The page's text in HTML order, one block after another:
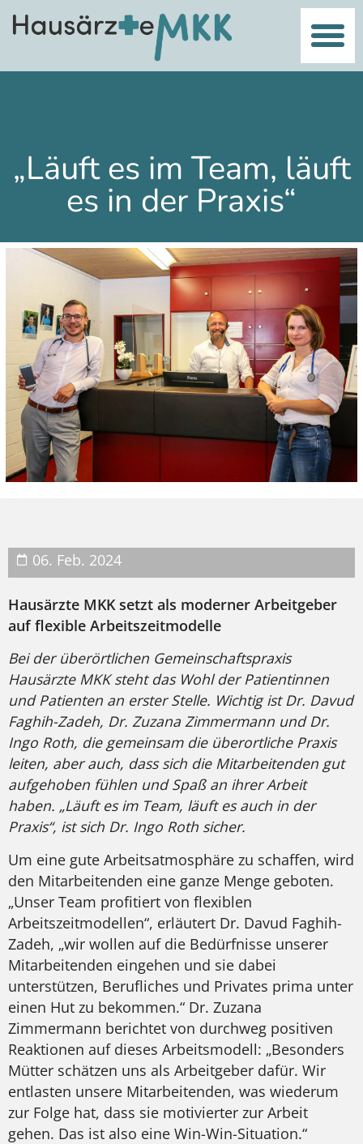
„Läuft es im Team, läuft
es in der Praxis“
06. Feb. 2024
Hausärzte MKK setzt als moderner Arbeitgeber
auf flexible Arbeitszeitmodelle
Bei der überörtlichen Gemeinschaftspraxis
Hausärzte MKK steht das Wohl der Patientinnen
und Patienten an erster Stelle. Wichtig ist Dr. Davud
Faghih-Zadeh, Dr. Zuzana Zimmermann und Dr.
Ingo Roth, die gemeinsam die überortliche Praxis
leiten, aber auch, dass sich die Mitarbeitenden gut
aufgehoben fühlen und Spaß an ihrer Arbeit
haben. „Läuft es im Team, läuft es auch in der
Praxis“, ist sich Dr. Ingo Roth sicher.
Um eine gute Arbeitsatmosphäre zu schaffen, wird
den Mitarbeitenden eine ganze Menge geboten.
„Unser Team profitiert von flexiblen
Arbeitszeitmodellen“, erläutert Dr. Davud Faghih-
Zadeh, „wir wollen auf die Bedürfnisse unserer
Mitarbeitenden eingehen und sie dabei
unterstützen, Berufliches und Privates prima unter
einen Hut zu bekommen.“ Dr. Zuzana
Zimmermann berichtet von durchweg positiven
Reaktionen auf dieses Arbeitsmodell: „Besonders
Mütter schätzen uns als Arbeitgeber dafür. Wir
entlasten unsere Mitarbeitenden, was wiederum
zur Folge hat, dass sie motivierter zur Arbeit
gehen. Das ist also eine Win-Win-Situation.“